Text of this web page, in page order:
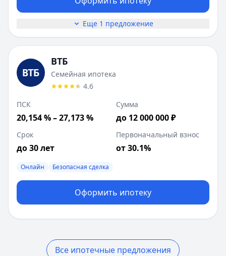
Еще 1 предложение
ВТБ
Семейная ипотека
4.6
ПСК
20,154 % – 27,173 %
Сумма
до 12 000 000 ₽
Срок
до 30 лет
Первоначальный взнос
от 30.1%
Онлайн Безопасная сделка
Оформить ипотеку
Все ипотечные предложения